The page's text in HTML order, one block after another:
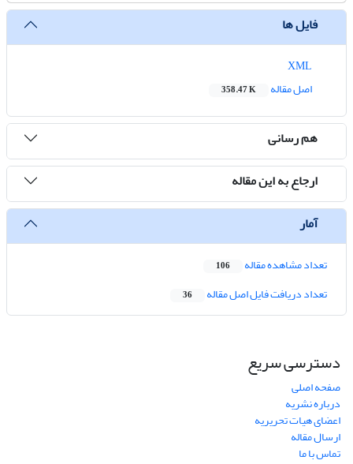
فایل ها
اصل مقاله
358.47 K
هم رسانی
ارجاع به این مقاله
آمار
تعداد مشاهده مقاله 106
تعداد دریافت فایل اصل مقاله 36
دسترسی سریع
صفحه اصلی
درباره نشریه
اعضای هیات تحریریه
ارسال مقاله
تماس با ما